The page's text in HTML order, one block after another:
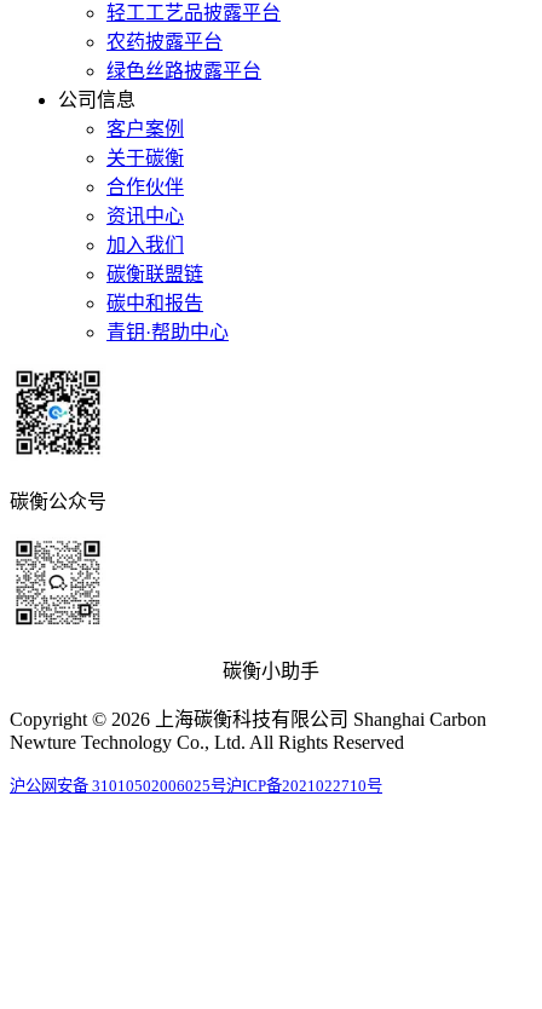
轻工工艺品披露平台
农药披露平台
绿色丝路披露平台
公司信息
客户案例
关于碳衡
合作伙伴
资讯中心
加入我们
碳衡联盟链
碳中和报告
青钥·帮助中心
碳衡公众号
碳衡小助手
Copyright © 2026 上海碳衡科技有限公司 Shanghai Carbon
Newture Technology Co., Ltd. All Rights Reserved
沪公网安备 31010502006025号沪ICP备2021022710号